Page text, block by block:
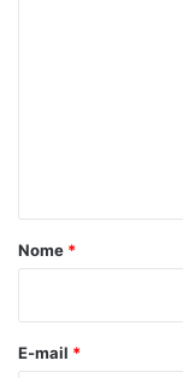
r
*
Nome *
E-mail *